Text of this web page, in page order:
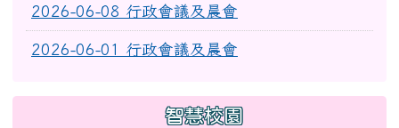
2026-06-08 行政會議及晨會
2026-06-01 行政會議及晨會
智慧校園